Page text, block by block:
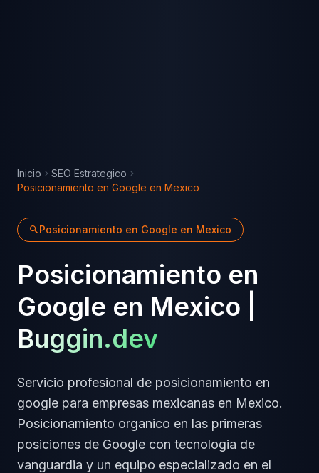
Inicio
SEO Estrategico
Posicionamiento en Google en Mexico
Posicionamiento en Google en Mexico
Posicionamiento en
Google en Mexico
Buggin.dev
Servicio profesional de posicionamiento en
google para empresas mexicanas en Mexico.
Posicionamiento organico en las primeras
posiciones de Google con tecnologia de
vanguardia y un equipo especializado en el